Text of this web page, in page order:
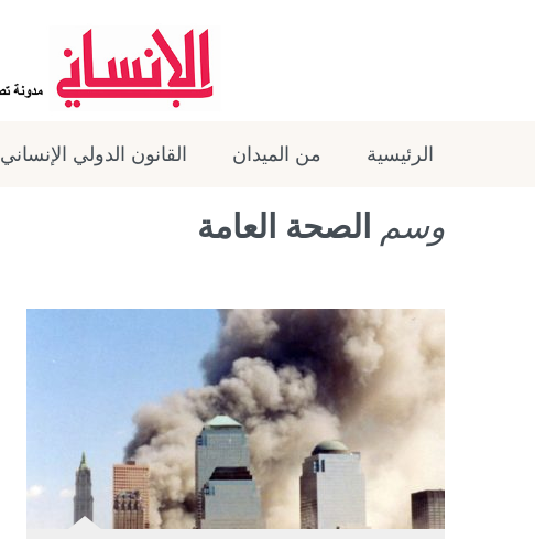
الرئيسية من الميدان القانون الدولي الإنساني
وسم الصحة العامة